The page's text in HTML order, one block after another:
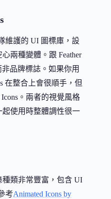
維護的 UI 圖標庫，設
兩種變體。跟 Feather
品牌標誌。如果你用
在整合上會很順手，但
。兩者的視覺風格
使用時整體調性很一
類非常豐富，包含 UI
考Animated Icons by